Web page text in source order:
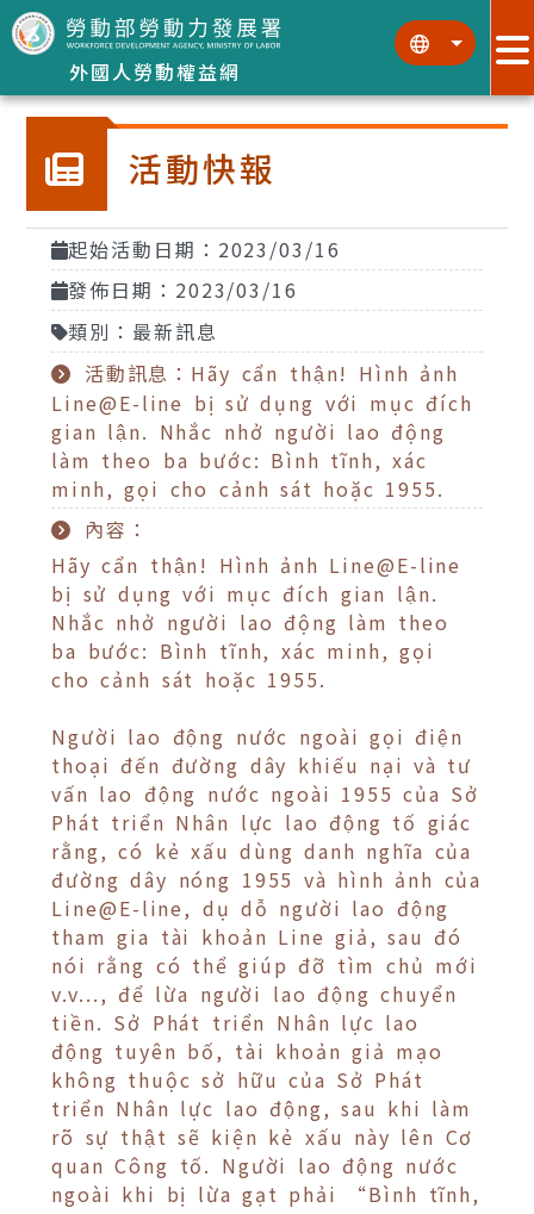
跳到主要內容區塊
外國人勞動權益網
::: :::
活動快報
起始活動日期：2023/03/16
發佈日期：2023/03/16
類別：最新訊息
活動訊息：Hãy cẩn thận! Hình ảnh
Line@E-line bị sử dụng với mục đích
gian lận. Nhắc nhở người lao động
làm theo ba bước: Bình tĩnh, xác
minh, gọi cho cảnh sát hoặc 1955.
內容：
Hãy cẩn thận! Hình ảnh Line@E-line
bị sử dụng với mục đích gian lận.
Nhắc nhở người lao động làm theo
ba bước: Bình tĩnh, xác minh, gọi
cho cảnh sát hoặc 1955.
Người lao động nước ngoài gọi điện
thoại đến đường dây khiếu nại và tư
vấn lao động nước ngoài 1955 của Sở
Phát triển Nhân lực lao động tố giác
rằng, có kẻ xấu dùng danh nghĩa của
đường dây nóng 1955 và hình ảnh của
Line@E-line, dụ dỗ người lao động
tham gia tài khoản Line giả, sau đó
nói rằng có thể giúp đỡ tìm chủ mới
v.v..., để lừa người lao động chuyển
tiền. Sở Phát triển Nhân lực lao
động tuyên bố, tài khoản giả mạo
không thuộc sở hữu của Sở Phát
triển Nhân lực lao động, sau khi làm
rõ sự thật sẽ kiện kẻ xấu này lên Cơ
quan Công tố. Người lao động nước
ngoài khi bị lừa gạt phải “Bình tĩnh,